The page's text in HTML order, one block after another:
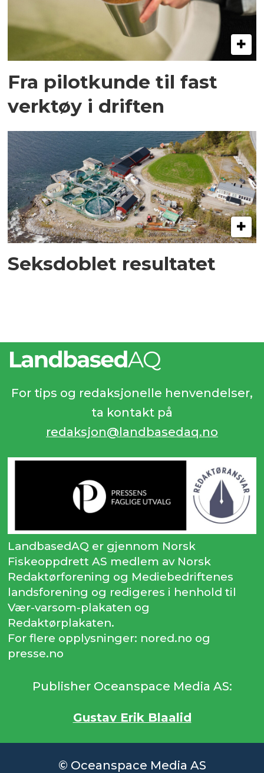
Fra pilotkunde til fast
verktøy i driften
Seksdoblet resultatet
For tips og redaksjonelle henvendelser,
ta kontakt på
redaksjon@landbasedaq.no
LandbasedAQ er gjennom Norsk
Fiskeoppdrett AS medlem av Norsk
Redaktørforening og Mediebedriftenes
landsforening og redigeres i henhold til
Vær-varsom-plakaten og
Redaktørplakaten.
For flere opplysninger: nored.no og
presse.no
Publisher Oceanspace Media AS:
Gustav Erik Blaalid
© Oceanspace Media AS